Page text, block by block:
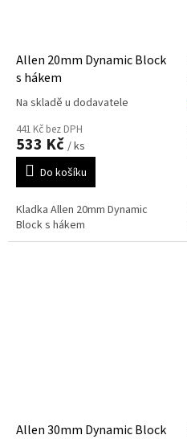
Allen 20mm Dynamic Block
s hákem
Na skladě u dodavatele
441 Kč bez DPH
533 Kč / ks
Do košíku
Kladka Allen 20mm Dynamic
Block s hákem
Allen 30mm Dynamic Block